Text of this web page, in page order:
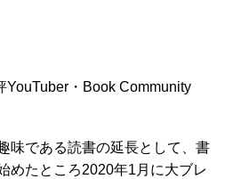
YouTuber・Book Community
味である読書の延長として、書
めたところ2020年1月に大ブレ